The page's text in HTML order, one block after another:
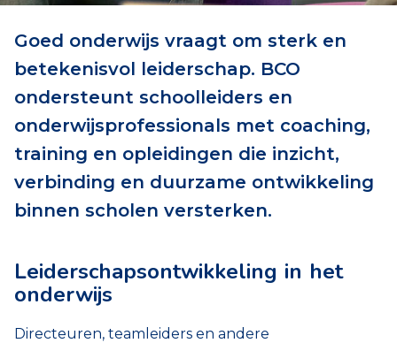
Goed onderwijs vraagt om sterk en
betekenisvol leiderschap. BCO
ondersteunt schoolleiders en
onderwijsprofessionals met coaching,
training en opleidingen die inzicht,
verbinding en duurzame ontwikkeling
binnen scholen versterken.
Leiderschapsontwikkeling in het
onderwijs
Directeuren, teamleiders en andere